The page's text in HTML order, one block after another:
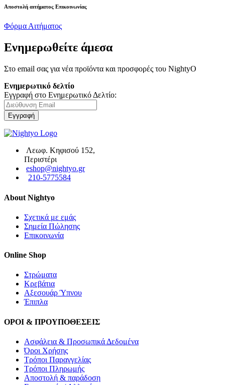
Αποστολή αιτήματος Επικοινωνίας
Φόρμα Αιτήματος
Ενημερωθείτε άμεσα
Στο email σας για νέα προϊόντα και προσφορές του NightyO
Ενημερωτικό δελτίο
Εγγραφή στο Ενημερωτικό Δελτίο:
Εγγραφή
Λεωφ. Κηφισού 152,
Περιστέρι
eshop@nightyo.gr
210-5775584
About Nightyo
Σχετικά με εμάς
Σημεία Πώλησης
Επικοινωνία
Online Shop
Στρώματα
Κρεβάτια
Αξεσουάρ Ύπνου
Έπιπλα
ΟΡΟΙ & ΠΡΟΥΠΟΘΕΣΕΙΣ
Ασφάλεια & Προσωπικά Δεδομένα
Όροι Χρήσης
Τρόποι Παραγγελίας
Τρόποι Πληρωμής
Αποστολή & παράδοση